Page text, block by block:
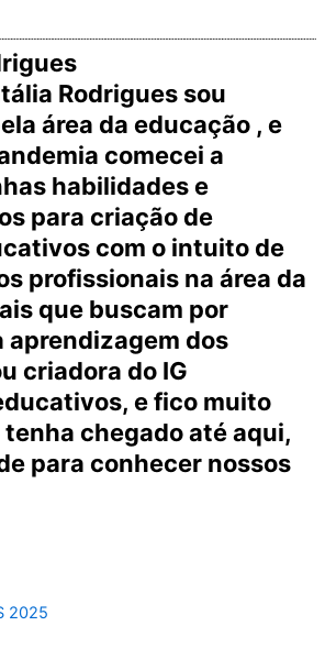
Rodrigues sou
área da educação , e
comecei a
habilidades e
para criação de
com o intuito de
profissionais na área da
que buscam por
aprendizagem dos
criadora do IG
e fico muito
chegado até aqui,
para conhecer nossos